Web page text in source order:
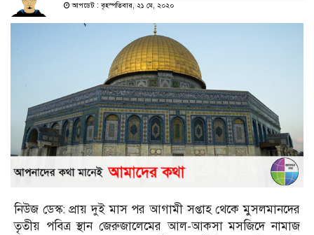
আপডেট : বৃহস্পতিবার, ২১ মে, ২০২০
নিউজ ডেস্ক: প্রায় দুই মাস পর আগামী সপ্তাহ থেকে মুসলমানদের
তৃতীয় পবিত্র স্থান জেরুজালেমের আল-আকসা মসজিদে নামাজ